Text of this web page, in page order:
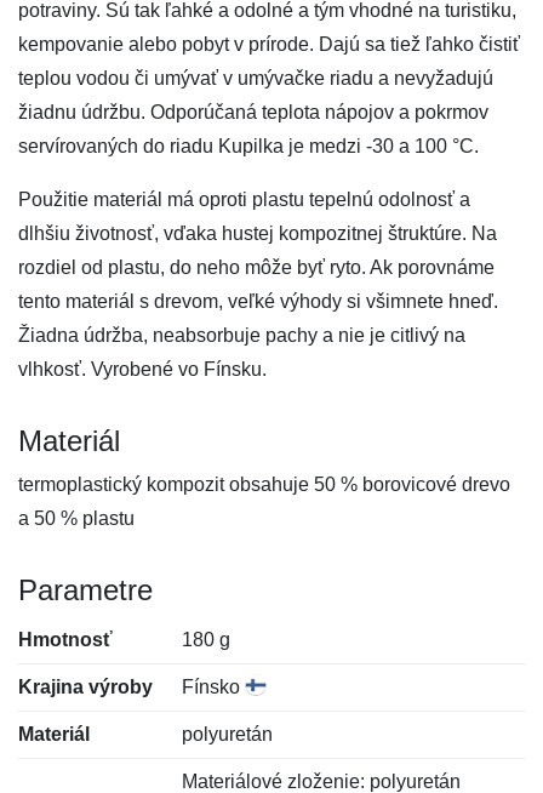
potraviny. Sú tak ľahké a odolné a tým vhodné na turistiku,
kempovanie alebo pobyt v prírode. Dajú sa tiež ľahko čistiť
teplou vodou či umývať v umývačke riadu a nevyžadujú
žiadnu údržbu. Odporúčaná teplota nápojov a pokrmov
servírovaných do riadu Kupilka je medzi -30 a 100 °C.
Použitie materiál má oproti plastu tepelnú odolnosť a
dlhšiu životnosť, vďaka hustej kompozitnej štruktúre. Na
rozdiel od plastu, do neho môže byť ryto. Ak porovnáme
tento materiál s drevom, veľké výhody si všimnete hneď.
Žiadna údržba, neabsorbuje pachy a nie je citlivý na
vlhkosť. Vyrobené vo Fínsku.
Materiál
termoplastický kompozit obsahuje 50 % borovicové drevo
a 50 % plastu
Parametre
Hmotnosť 180 g
Krajina výroby Fínsko
Materiál polyuretán
Materiálové zloženie: polyuretán